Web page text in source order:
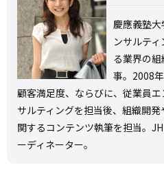
慶應義塾
ンサルテ
る業界の
事。2008
顧客満足度、ならびに、従業員
サルティングを担当後、組織開
関するコンテンツ執筆を担当。
ーディネーター。